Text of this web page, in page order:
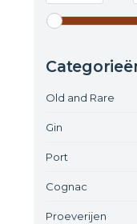
Old and Rare
Gin
Port
Cognac
Proeverijen